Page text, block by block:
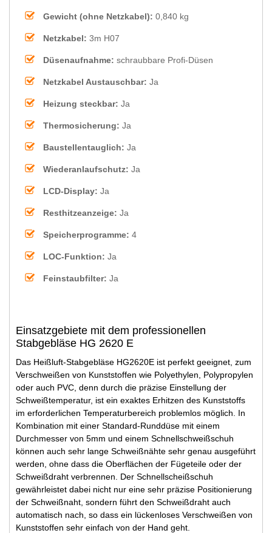
Gewicht (ohne Netzkabel): 0,840 kg
Netzkabel: 3m H07
Düsenaufnahme: schraubbare Profi-Düsen
Netzkabel Austauschbar: Ja
Heizung steckbar: Ja
Thermosicherung: Ja
Baustellentauglich: Ja
Wiederanlaufschutz: Ja
LCD-Display: Ja
Resthitzeanzeige: Ja
Speicherprogramme: 4
LOC-Funktion: Ja
Feinstaubfilter: Ja
Einsatzgebiete mit dem professionellen
Stabgebläse HG 2620 E
Das Heißluft-Stabgebläse HG2620E ist perfekt geeignet, zum
Verschweißen von Kunststoffen wie Polyethylen, Polypropylen
oder auch PVC, denn durch die präzise Einstellung der
Schweißtemperatur, ist ein exaktes Erhitzen des Kunststoffs
im erforderlichen Temperaturbereich problemlos möglich. In
Kombination mit einer Standard-Runddüse mit einem
Durchmesser von 5mm und einem Schnellschweißschuh
können auch sehr lange Schweißnähte sehr genau ausgeführt
werden, ohne dass die Oberflächen der Fügeteile oder der
Schweißdraht verbrennen. Der Schnellscheißschuh
gewährleistet dabei nicht nur eine sehr präzise Positionierung
der Schweißnaht, sondern führt den Schweißdraht auch
automatisch nach, so dass ein lückenloses Verschweißen von
Kunststoffen sehr einfach von der Hand geht.